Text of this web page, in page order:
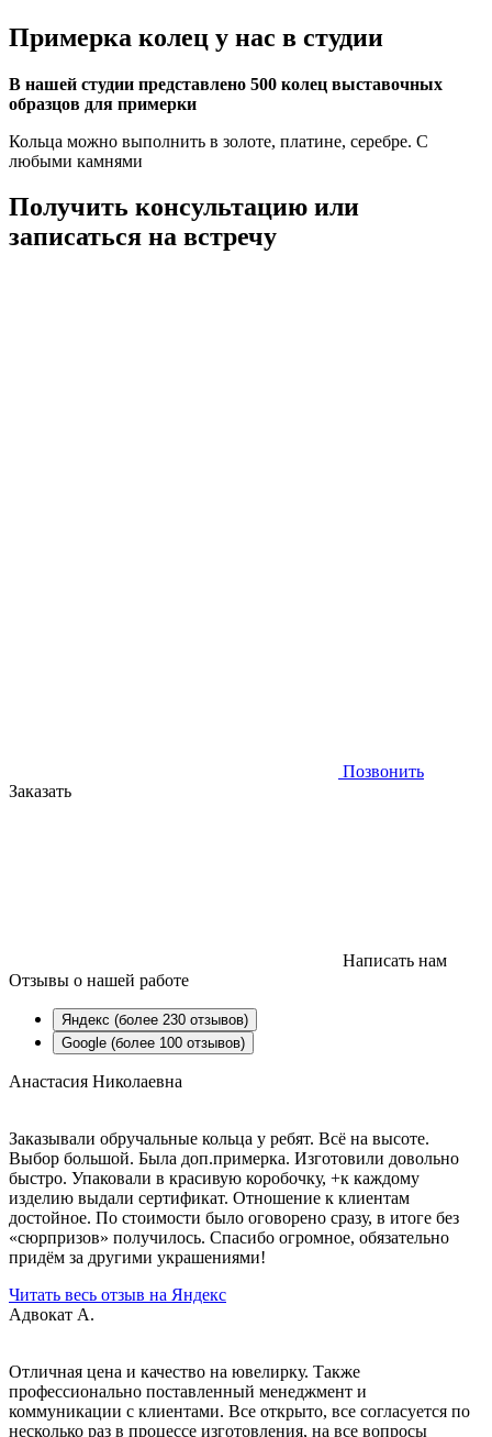
Примерка колец у нас в студии
В нашей студии представлено 500 колец выставочных
образцов для примерки
Кольца можно выполнить в золоте, платине, серебре. С
любыми камнями
Получить консультацию или
записаться на встречу
Позвонить
Заказать
Написать нам
Отзывы о нашей работе
Яндекс (более 230 отзывов)
Google (более 100 отзывов)
Анастасия Николаевна
Заказывали обручальные кольца у ребят. Всё на высоте.
Выбор большой. Была доп.примерка. Изготовили довольно
быстро. Упаковали в красивую коробочку, +к каждому
изделию выдали сертификат. Отношение к клиентам
достойное. По стоимости было оговорено сразу, в итоге без
«сюрпризов» получилось. Спасибо огромное, обязательно
придём за другими украшениями!
Читать весь отзыв на Яндекс
Адвокат А.
Отличная цена и качество на ювелирку. Также
профессионально поставленный менеджмент и
коммуникации с клиентами. Все открыто, все согласуется по
несколько раз в процессе изготовления, на все вопросы